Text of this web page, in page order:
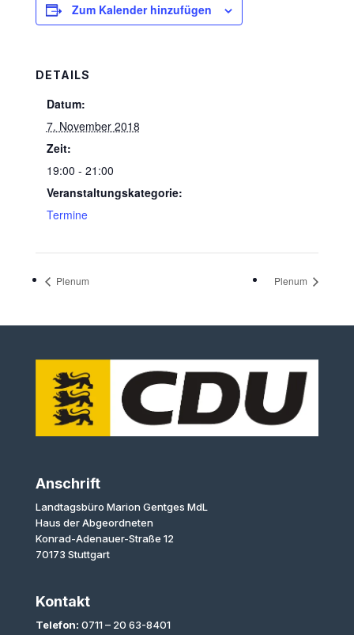
Zum Kalender hinzufügen
DETAILS
Datum:
7. November 2018
Zeit:
19:00 - 21:00
Veranstaltungskategorie:
Termine
Plenum Plenum
Anschrift
Landtagsbüro Marion Gentges MdL
Haus der Abgeordneten
Konrad-Adenauer-Straße 12
70173 Stuttgart
Kontakt
Telefon: 0711 – 20 63-8401